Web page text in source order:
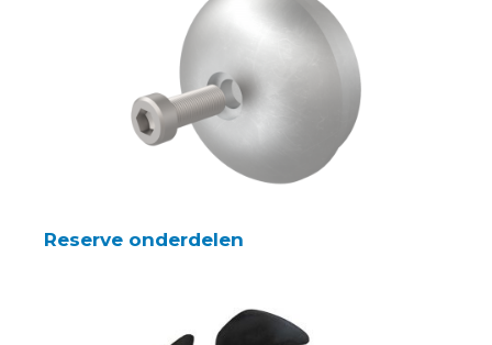
Reserve onderdelen